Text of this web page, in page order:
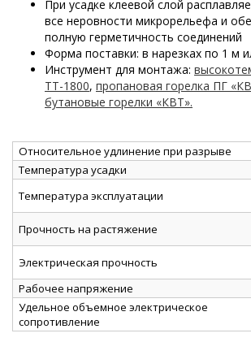
При усадке клеевой слой
все неровности микрорельефа и
полную герметичность соединений
Форма поставки: в нарезках по 1 м
Инструмент для монтажа:
ТТ-1800, пропановая горелка ПГ
бутановые горелки «КВТ».
Относительное удлинение при разрыве
Температура усадки
Температура эксплуатации
Прочность на растяжение
Электрическая прочность
Рабочее напряжение
Удельное объемное электрическое
сопротивление